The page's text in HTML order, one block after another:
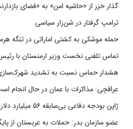
گذار خزر از «حاشیه امن» به «فضای
ترامپ گرفتار در شن‌زار سیاسی
حمله موشکی به کشتی اماراتی در تنگه
تماس تلفنی نخست وزیر ارمنستان با
هشدار حماس نسبت به تشدید
عراقچی: مذاکرات با عمان در حال انجام
ژاپن بودجه دفاعی بی‌سابقه ۵۶ میلیارد دلاری را در نظر دارد
عضو سازمان بدر: حملات به عربستان از